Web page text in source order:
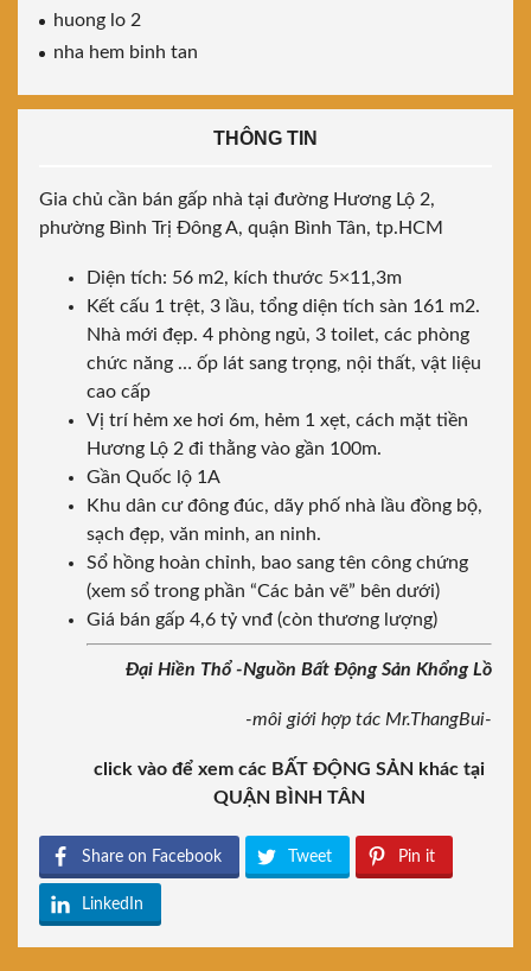
huong lo 2
nha hem binh tan
THÔNG TIN
Gia chủ cần bán gấp nhà tại đường Hương Lộ 2,
phường Bình Trị Đông A, quận Bình Tân, tp.HCM
Diện tích: 56 m2, kích thước 5×11,3m
Kết cấu 1 trệt, 3 lầu, tổng diện tích sàn 161 m2.
Nhà mới đẹp. 4 phòng ngủ, 3 toilet, các phòng
chức năng … ốp lát sang trọng, nội thất, vật liệu
cao cấp
Vị trí hẻm xe hơi 6m, hẻm 1 xẹt, cách mặt tiền
Hương Lộ 2 đi thằng vào gần 100m.
Gần Quốc lộ 1A
Khu dân cư đông đúc, dãy phố nhà lầu đồng bộ,
sạch đẹp, văn minh, an ninh.
Sổ hồng hoàn chỉnh, bao sang tên công chứng
(xem sổ trong phần “Các bản vẽ” bên dưới)
Giá bán gấp 4,6 tỷ vnđ (còn thương lượng)
Đại Hiền Thổ -Nguồn Bất Động Sản Khổng Lồ
-môi giới hợp tác Mr.ThangBui-
click vào để xem các BẤT ĐỘNG SẢN khác tại
QUẬN BÌNH TÂN
Share on Facebook Tweet Pin it
LinkedIn